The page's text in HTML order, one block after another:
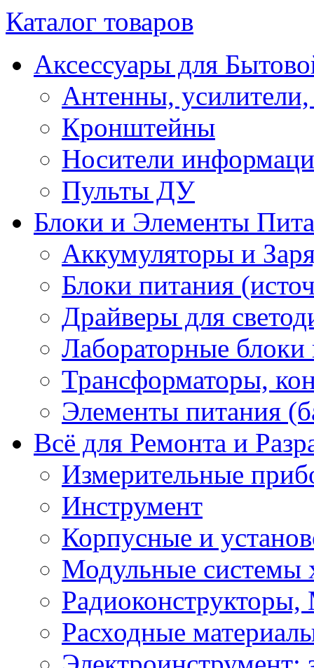
Каталог товаров
Аксессуары для
Антенны, усилители,
Кронштейны
Носители
Пульты ДУ
Блоки и Элементы
Аккумуляторы и
Блоки питания
Драйверы для
Лабораторные блоки
Трансформаторы,
Элементы питания
Всё для Ремонта и
Измерительные
Инструмент
Корпусные и
Модульные системы
Расходные